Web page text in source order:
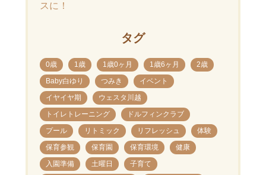
スに！
タグ
0歳 1歳 1歳0ヶ月 1歳6ヶ月
2歳
Baby白ゆり
つみき
イベント
イヤイヤ期
ウェスタ川越
トイレトレーニング
ドルフィンクラブ
プール
リトミック リフレッシュ
体験
保育参観
保育園 保育環境
健康
入園準備
土曜日
子育て